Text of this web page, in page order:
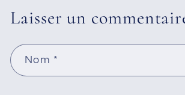
Laisser un
Nom *